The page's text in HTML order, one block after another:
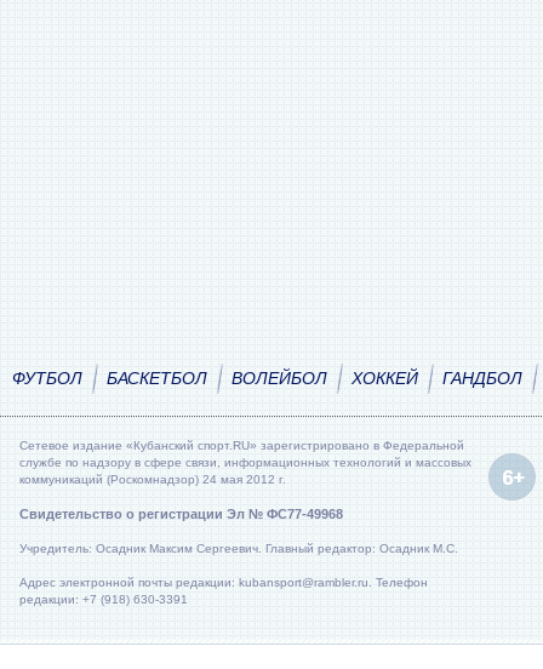
ФУТБОЛ БАСКЕТБОЛ ВОЛЕЙБОЛ ХОККЕЙ ГАНДБОЛ
Сетевое издание «Кубанский спорт.RU» зарегистрировано в Федеральной
службе по надзору в сфере связи, информационных технологий и массовых
коммуникаций (Роскомнадзор) 24 мая 2012 г.
Свидетельство о регистрации Эл № ФС77-49968
Учредитель: Осадник Максим Сергеевич. Главный редактор: Осадник М.С.
Адрес электронной почты редакции: kubansport@rambler.ru. Телефон
редакции: +7 (918) 630-3391